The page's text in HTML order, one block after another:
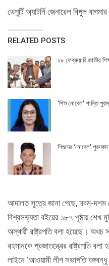
ডেপুর্টি অ্যাটর্নি জেনারেল বিপুল
RELATED POSTS
১৮ ফেব্রুয়ারি জাতীয়
‘শিশু নোবেল’ শান্তি
শিশুদের ‘নোবেল’
আদালত সূত্রে জানা গেছে, নবম-দশম
বিশ্বসভ্যতা বইয়ের ১৮৭ পৃষ্ঠায় শেখ
অস্থায়ী রাষ্ট্রপতি বলা হয়েছে। অথচ
রহমানকে প্রজাতন্ত্রের রাষ্ট্রপতি
লাইনে ‘আওয়ামী লীগ সভাপতি